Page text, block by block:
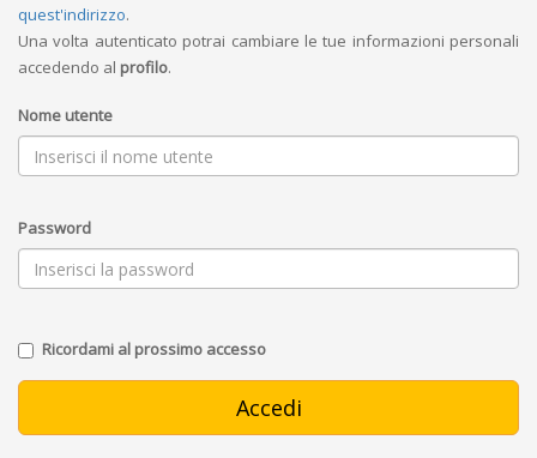
quest'indirizzo.
Una volta autenticato potrai cambiare le tue informazioni personali
accedendo al profilo.
Nome utente
Password
Ricordami al prossimo accesso